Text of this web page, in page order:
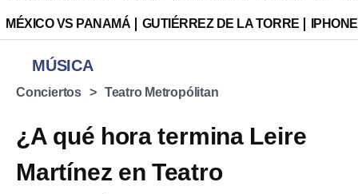
MÉXICO VS PANAMÁ GUTIÉRREZ DE LA TORRE
MÚSICA
Conciertos Teatro Metropólitan
¿A qué hora termina Leire
Martínez en Teatro